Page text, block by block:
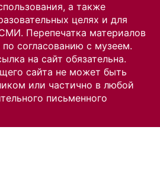
а также
целях и для
Перепечатка материалов
согласованию с музеем.
на сайт обязательна.
сайта не может быть
или частично в любой
письменного